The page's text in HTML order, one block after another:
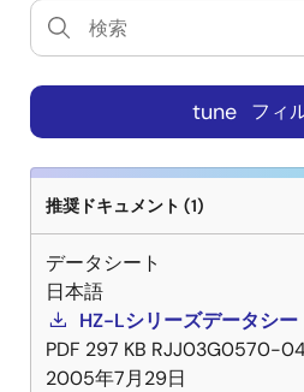
tune フィ
推奨ドキュメント (1)
データシート
日本語
HZ-Lシリーズデータシー
PDF 297 KB RJJ03G0570-
2005年7月29日